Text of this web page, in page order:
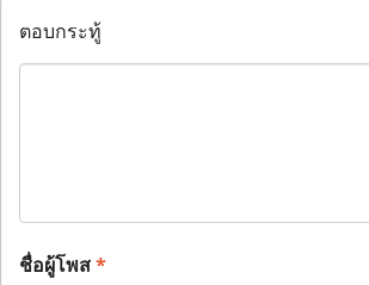
ตอบกระทู้
ชื่อผู้โพส*